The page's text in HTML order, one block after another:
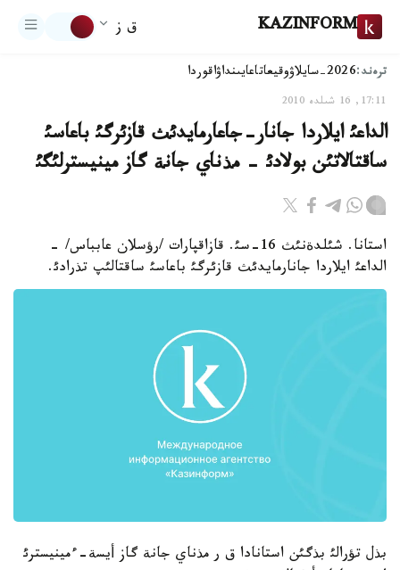
KAZINFORM ق ز
ترەند:2026-سايلاۋ وقيعاتاعايىنداۋاقوردا
17:11, 16 شىلدە 2010
الداعئ ايلاردا جانار-جاعارمايدئث قازئرگئ باعاسئ
ساقتالاتئن بولادئ - مذناي جانة گاز مينيسترلئگئ
استانا. شئلدةنئث 16-سئ. قازاقپارات /رؤسلان عابباس/ -
الداعئ ايلاردا جانارمايدئث قازئرگئ باعاسئ ساقتالئپ تذرادئ.
بذل تؤرالئ بذگئن استانادا ق ر مذناي جانة گاز أيسة-ءمينيسترئ